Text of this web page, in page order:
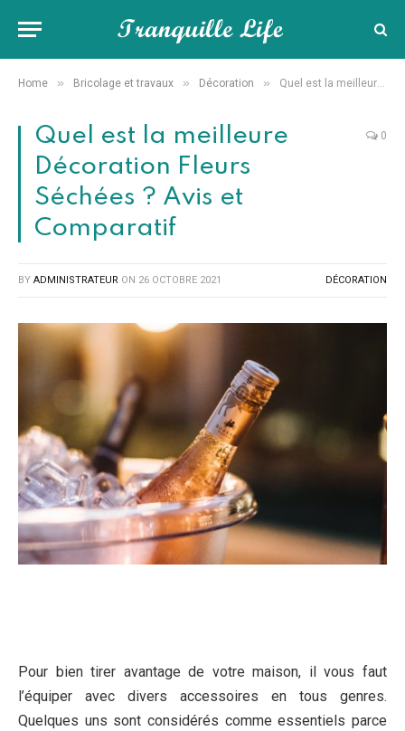
Home » Bricolage et travaux » Décoration » Quel est la meilleure Décoration Fleurs Séchées ? Avis et Comparatif
Quel est la meilleure
Décoration Fleurs
Séchées ? Avis et
Comparatif
0
BY ADMINISTRATEUR ON 26 OCTOBRE 2021 DÉCORATION
Pour bien tirer avantage de votre maison, il vous faut
l’équiper avec divers accessoires en tous genres.
Quelques uns sont considérés comme essentiels parce